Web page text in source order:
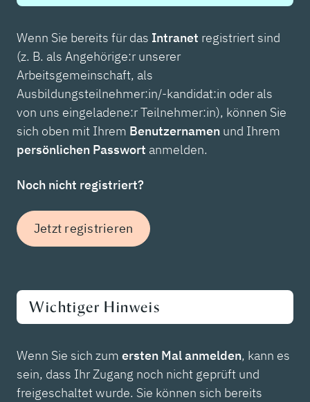
Wenn Sie bereits für das Intranet registriert sind
(z. B. als Angehörige:r unserer
Arbeitsgemeinschaft, als
Ausbildungsteilnehmer:in/-kandidat:in oder als
von uns eingeladene:r Teilnehmer:in), können Sie
sich oben mit Ihrem Benutzernamen und Ihrem
persönlichen Passwort anmelden.
Noch nicht registriert?
Jetzt registrieren
Wichtiger Hinweis
Wenn Sie sich zum ersten Mal anmelden, kann es
sein, dass Ihr Zugang noch nicht geprüft und
freigeschaltet wurde. Sie können sich bereits